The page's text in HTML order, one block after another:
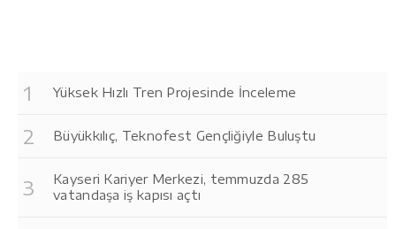
Yüksek Hızlı Tren Projesinde İnceleme
Büyükkılıç, Teknofest Gençliğiyle Buluştu
Kayseri Kariyer Merkezi, temmuzda 285
vatandaşa iş kapısı açtı